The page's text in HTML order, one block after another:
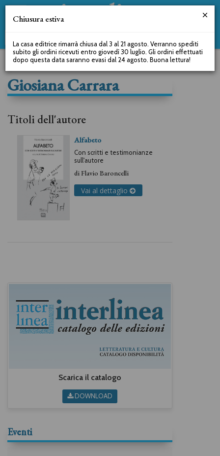
Giosiana Carrara
Titoli dell'autore
Alfabeto
Con scritti e testimonianze
sull'autore
diFlavio Baroncelli
Vai al dettaglio
Scarica il catalogo
DOWNLOAD
Eventi
Chiusura estiva
La casa editrice rimarrà chiusa dal 3 al 21 agosto. Verranno spediti
subito gli ordini ricevuti entro giovedì 30 luglio. Gli ordini effettuati
dopo questa data saranno evasi dal 24 agosto. Buona lettura!